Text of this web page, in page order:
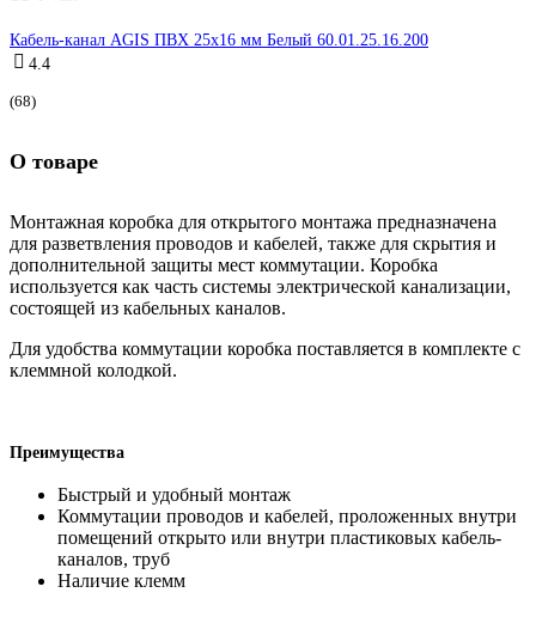
Кабель-канал AGIS ПВХ 25x16 мм Белый 60.01.25.16.200
4.4
(68)
О товаре
Монтажная коробка для открытого монтажа предназначена
для разветвления проводов и кабелей, также для скрытия и
дополнительной защиты мест коммутации. Коробка
используется как часть системы электрической канализации,
состоящей из кабельных каналов.
Для удобства коммутации коробка поставляется в комплекте с
клеммной колодкой.
Преимущества
Быстрый и удобный монтаж
Коммутации проводов и кабелей, проложенных внутри
помещений открыто или внутри пластиковых кабель-
каналов, труб
Наличие клемм